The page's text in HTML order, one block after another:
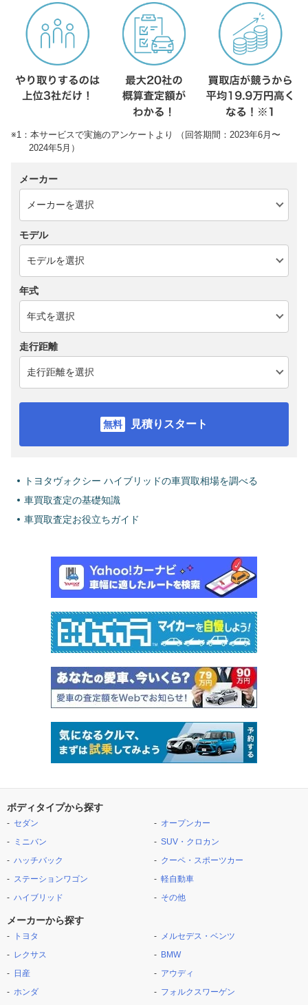
※1：本サービスで実施のアンケートより （回答期間：2023年6月〜
2024年5月）
メーカー
モデル
年式
走行距離
見積りスタート
トヨタヴォクシー ハイブリッドの車買取相場を調べる
車買取査定の基礎知識
車買取査定お役立ちガイド
ボディタイプから探す
セダン
ミニバン
ハッチバック
ステーションワゴン
ハイブリッド
オープンカー
SUV・クロカン
クーペ・スポーツカー
軽自動車
その他
メーカーから探す
トヨタ
レクサス
日産
ホンダ
メルセデス・ベンツ
BMW
アウディ
フォルクスワーゲン